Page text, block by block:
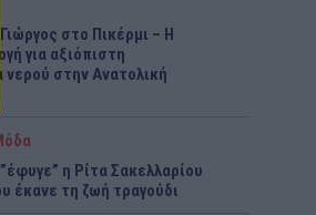
στο Πικέρμι – Η
για αξιόπιστη
νερού στην Ανατολική
η Ρίτα Σακελλαρίου
έκανε τη ζωή τραγούδι